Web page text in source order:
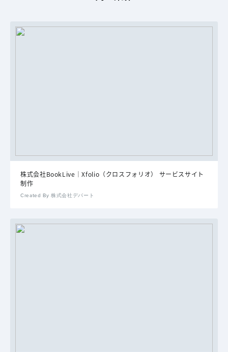
株式会社BookLive｜Xfolio（クロスフォリオ） サービスサイト
制作
Created By 株式会社デパート